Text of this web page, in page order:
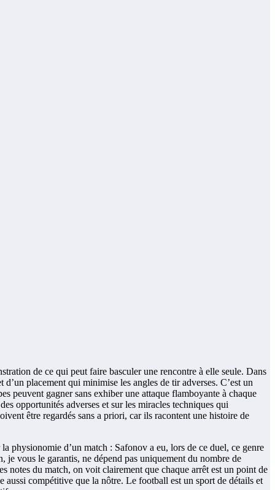
de ce qui peut faire basculer une rencontre à elle seule. Dans
placement qui minimise les angles de tir adverses. C’est un
peuvent gagner sans exhiber une attaque flamboyante à chaque
opportunités adverses et sur les miracles techniques qui
être regardés sans a priori, car ils racontent une histoire de
physionomie d’un match : Safonov a eu, lors de ce duel, ce genre
je vous le garantis, ne dépend pas uniquement du nombre de
notes du match, on voit clairement que chaque arrêt est un point de
compétitive que la nôtre. Le football est un sport de détails et